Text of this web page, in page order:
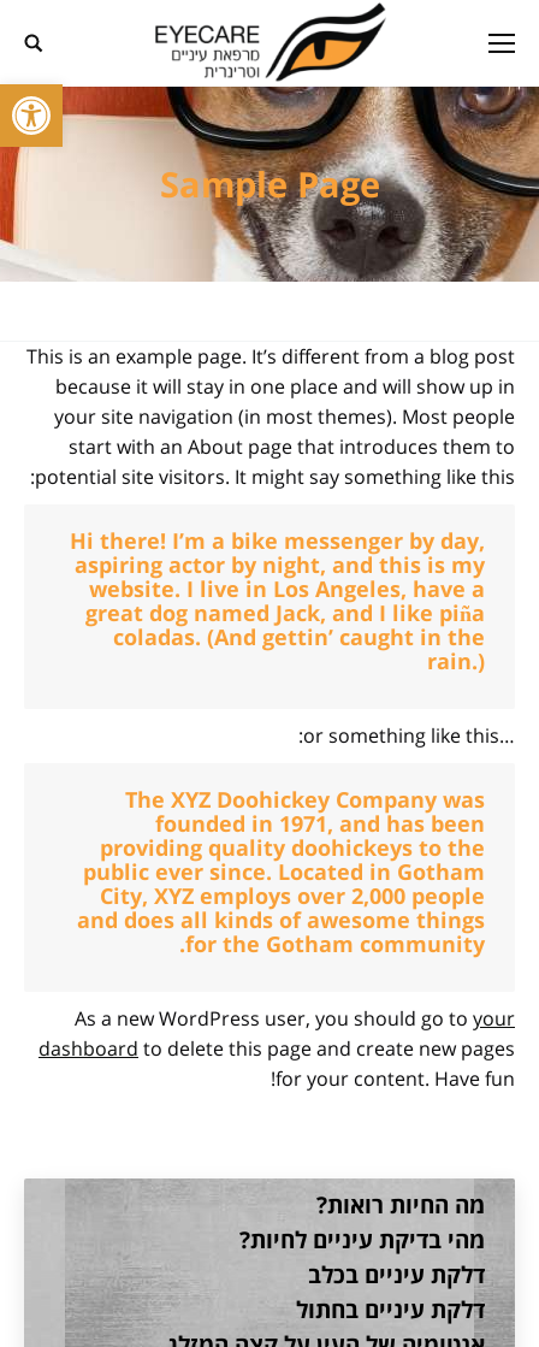
פתח
Sample Page
This is an example page. It’s different from a blog post
because it will stay in one place and will show up in
your site navigation (in most themes). Most people
start with an About page that introduces them to
potential site visitors. It might say something like this:
Hi there! I’m a bike messenger by day,
aspiring actor by night, and this is my
website. I live in Los Angeles, have a
great dog named Jack, and I like piña
coladas. (And gettin’ caught in the
rain.)
…or something like this:
The XYZ Doohickey Company was
founded in 1971, and has been
providing quality doohickeys to the
public ever since. Located in Gotham
City, XYZ employs over 2,000 people
and does all kinds of awesome things
for the Gotham community.
As a new WordPress user, you should go to your
dashboard to delete this page and create new pages
for your content. Have fun!
מה החיות רואות?
מהי בדיקת עיניים לחיות?
דלקת עיניים בכלב
דלקת עיניים בחתול